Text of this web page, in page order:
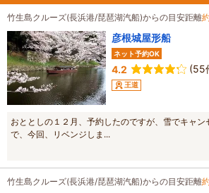
竹生島クルーズ(長浜港/琵琶湖汽船)からの目安距離
彦根城屋形船
ネット予約OK
4.2 (55
王道
おととしの１２月、予約したのですが、雪でキャ
で、今回、リベンジしま...
竹生島クルーズ(長浜港/琵琶湖汽船)からの目安距離